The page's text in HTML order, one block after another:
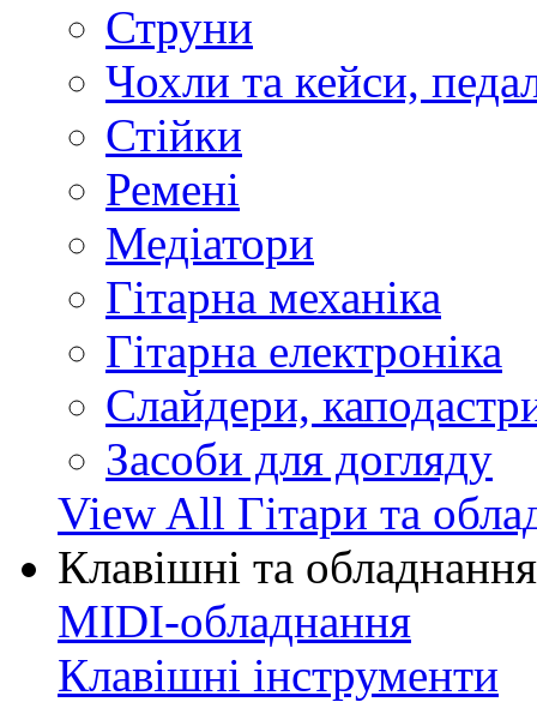
Струни
Чохли та кейси,
Стійки
Ремені
Медіатори
Гітарна механіка
Гітарна електроніка
Слайдери,
Засоби для догляду
View All Гітари та
Клавішні та обладнання
MIDI-обладнання
Клавішні інструменти